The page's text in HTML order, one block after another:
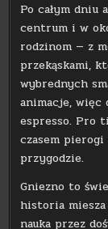
Po całym dniu
centrum i w
rodzinom — z
przekąskami,
wybrednych
animacje, więc
espresso. Pro
czasem
przygodzie.
Gniezno to
historia miesza
nauka przez